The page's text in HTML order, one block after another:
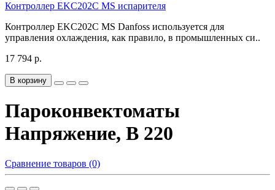
Контроллер EKC202C MS испарителя
Контроллер EKC202C MS Danfoss используется для
управления охлаждения, как правило, в промышленных си..
17 794 р.
В корзину
Пароконвектоматы
Напряжение, В 220
Сравнение товаров (0)